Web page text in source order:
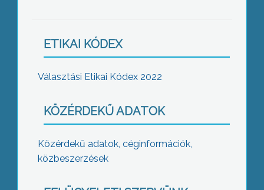
ETIKAI KÓDEX
Választási Etikai Kódex 2022
KÖZÉRDEKŰ ADATOK
Közérdekű adatok, céginformációk,
közbeszerzések